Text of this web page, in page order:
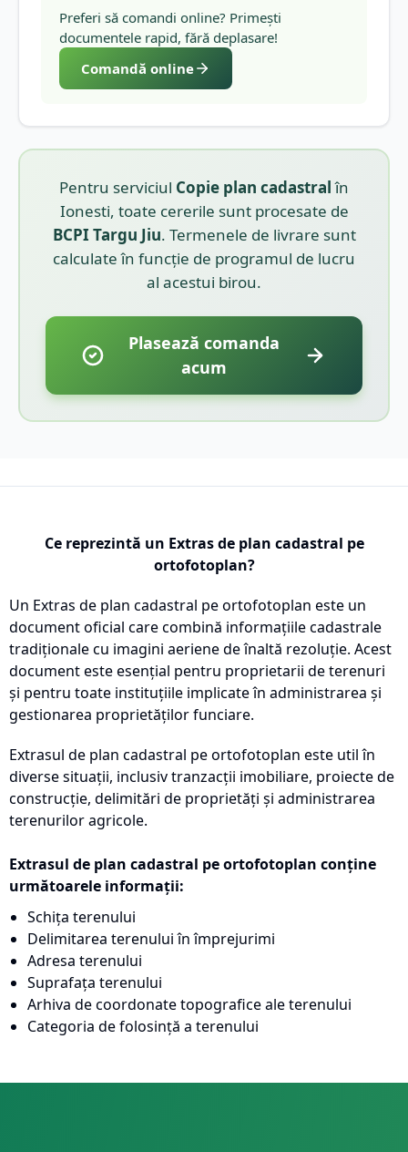
Preferi să comandi online? Primești
documentele rapid, fără deplasare!
Comandă online
Pentru serviciul Copie plan cadastralîn
Ionesti, toate cererile sunt procesate de
BCPI Targu Jiu. Termenele de livrare sunt
calculate în funcție de programul de lucru
al acestui birou.
Plasează comanda
acum
Ce reprezintă un Extras de plan cadastral pe
ortofotoplan?
Un Extras de plan cadastral pe ortofotoplan este un
document oficial care combină informațiile cadastrale
tradiționale cu imagini aeriene de înaltă rezoluție. Acest
document este esențial pentru proprietarii de terenuri
și pentru toate instituțiile implicate în administrarea și
gestionarea proprietăților funciare.
Extrasul de plan cadastral pe ortofotoplan este util în
diverse situații, inclusiv tranzacții imobiliare, proiecte de
construcție, delimitări de proprietăți și administrarea
terenurilor agricole.
Extrasul de plan cadastral pe ortofotoplan conține
următoarele informații:
Schița terenului
Delimitarea terenului în împrejurimi
Adresa terenului
Suprafața terenului
Arhiva de coordonate topografice ale terenului
Categoria de folosință a terenului